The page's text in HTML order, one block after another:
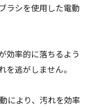
ラシを使用した電動
効率的に落ちるよう
を逃がしません。
により、汚れを効率